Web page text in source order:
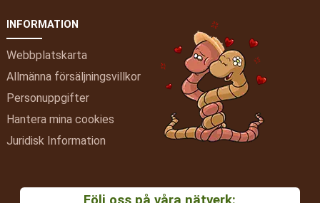
INFORMATION
Webbplatskarta
Allmänna försäljningsvillkor
Personuppgifter
Hantera mina cookies
Juridisk Information